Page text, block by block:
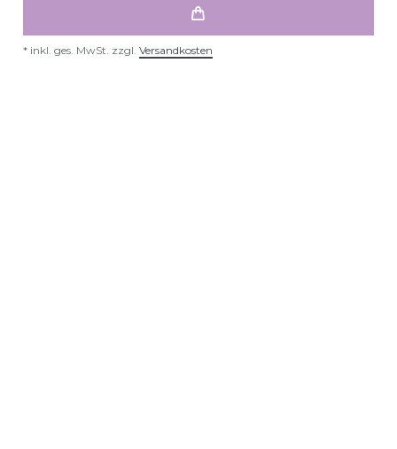
* inkl. ges. MwSt. zzgl. Versandkosten